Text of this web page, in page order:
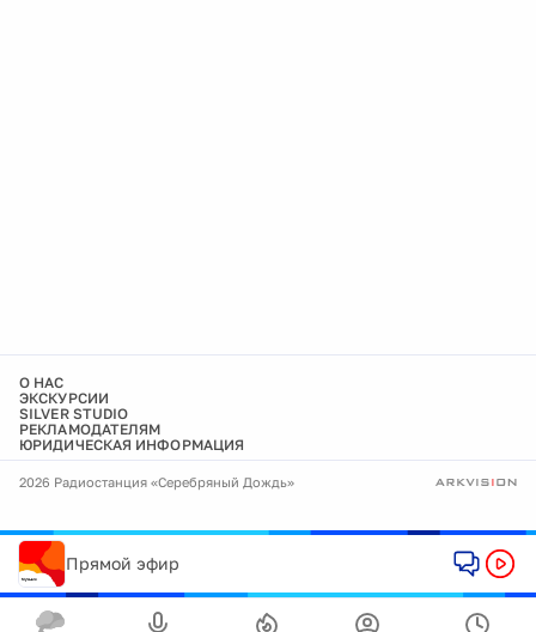
О НАС
ЭКСКУРСИИ
SILVER STUDIO
РЕКЛАМОДАТЕЛЯМ
ЮРИДИЧЕСКАЯ ИНФОРМАЦИЯ
2026 Радиостанция «Серебряный Дождь»
Прямой эфир